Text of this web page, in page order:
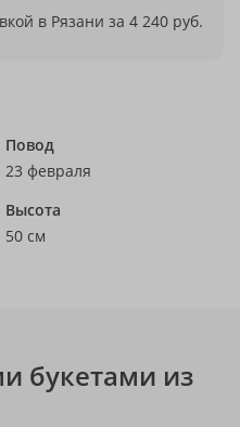
в Рязани за 4 240 руб.
Повод
23 февраля
Высота
50 см
букетами из